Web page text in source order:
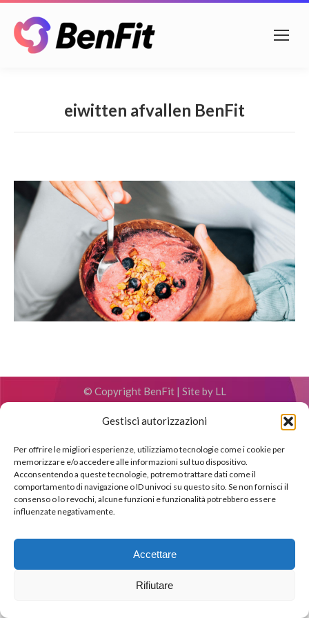
Gestisci autorizzazioni
Per offrire le migliori esperienze, utilizziamo tecnologie come i cookie per
memorizzare e/o accedere alle informazioni sul tuo dispositivo.
Acconsentendo a queste tecnologie, potremo trattare dati come il
comportamento di navigazione o ID univoci su questo sito. Se non fornisci il
consenso o lo revochi, alcune funzioni e funzionalità potrebbero essere
influenzate negativamente.
Accettare
Rifiutare
eiwitten afvallen BenFit
© Copyright BenFit | Site by LL